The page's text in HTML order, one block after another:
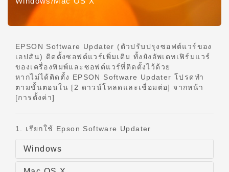
EPSON Software Updater (ตัวปรับปรุงซอฟต์แวร์ของ
เอปสัน) ติดตั้งซอฟต์แวร์เพิ่มเติม ทั้งยังอัพเดทเฟิร์มแวร์
ของเครื่องพิมพ์และซอฟต์แวร์ที่ติดตั้งไว้ด้วย
หากไม่ได้ติดตั้ง EPSON Software Updater โปรดทำ
ตามขั้นตอนใน [2 ดาวน์โหลดและเชื่อมต่อ] จากหน้า
[การตั้งค่า]
1. เรียกใช้ Epson Software Updater
Windows